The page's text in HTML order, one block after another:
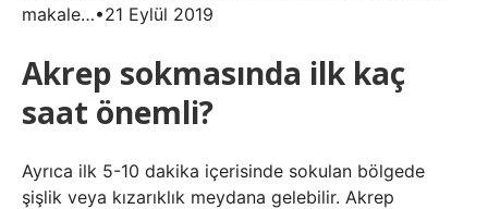
makale…•21 Eylül 2019
Akrep sokmasında ilk kaç
saat önemli?
Ayrıca ilk 5-10 dakika içerisinde sokulan bölgede
şişlik veya kızarıklık meydana gelebilir. Akrep